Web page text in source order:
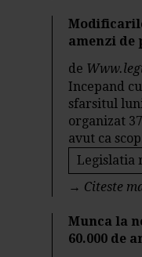
amenzi de
de
Incepand
sfarsitul
organizat
avut ca
Legislatia
→ Citeste
Munca la
60.000 de